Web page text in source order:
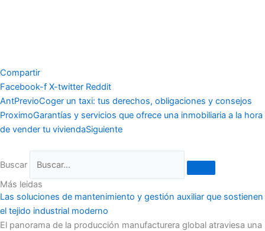
Compartir
Facebook-f X-twitter Reddit
AntPrevioCoger un taxi: tus derechos, obligaciones y consejos
ProximoGarantías y servicios que ofrece una inmobiliaria a la hora
de vender tu viviendaSiguiente
Buscar
Más leidas
Las soluciones de mantenimiento y gestión auxiliar que sostienen
el tejido industrial moderno
El panorama de la producción manufacturera global atraviesa una